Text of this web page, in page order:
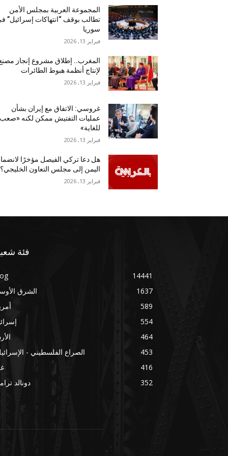
المجموعة العربية بمجلس الأمن
تطالب بوقف “انتهاكات إسرائيل”
سوريا
فبراير 13, 2026
المغرب.. إطلاق مشروع إنجاز
لإنتاج أنظمة هبوط الطائرات
فبراير 13, 2026
غروسي: الاتفاق مع إيران بشأن
عمليات التفتيش ممكن لكنه «صعب
للغاية»
فبراير 13, 2026
هل دعا تركي الفيصل مؤخرًا
اليمن إلى مجلس التعاون الخليجي؟
فبراير 13, 2026
فئة
14441
الشرق
1637
589
554
464
الصراع الفلسطيني -
453
416
دونالد
352